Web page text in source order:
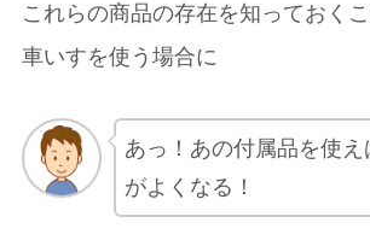
これらの商品の存在を知っておく
車いすを使う場合に
あっ！あの付属品を使
がよくなる！